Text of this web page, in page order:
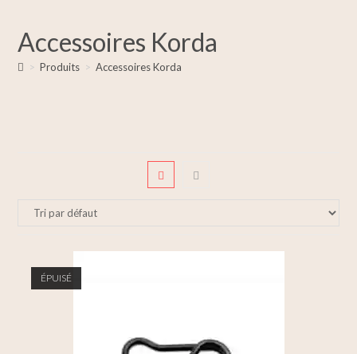
Accessoires Korda
> Produits > Accessoires Korda
ÉPUISÉ